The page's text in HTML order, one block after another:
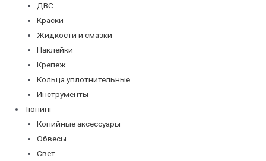
ДВС
Краски
Жидкости и смазки
Наклейки
Крепеж
Кольца уплотнительные
Инструменты
Тюнинг
Копийные аксессуары
Обвесы
Свет